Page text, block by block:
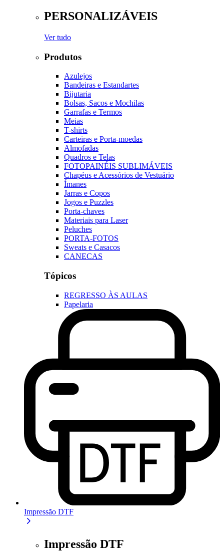
PERSONALIZÁVEIS
Ver tudo
Produtos
Azulejos
Bandeiras e Estandartes
Bijutaria
Bolsas, Sacos e Mochilas
Garrafas e Termos
Meias
T-shirts
Carteiras e Porta-moedas
Almofadas
Quadros e Telas
FOTOPAINÉIS SUBLIMÁVEIS
Chapéus e Acessórios de Vestuário
Ímanes
Jarras e Copos
Jogos e Puzzles
Porta-chaves
Materiais para Laser
Peluches
PORTA-FOTOS
Sweats e Casacos
CANECAS
Tópicos
REGRESSO ÀS AULAS
Papelaria
Impressão DTF
Impressão DTF